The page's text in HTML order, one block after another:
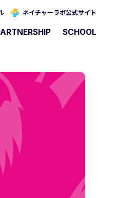
SCHOOL
ネイチャーラボ公式サイト